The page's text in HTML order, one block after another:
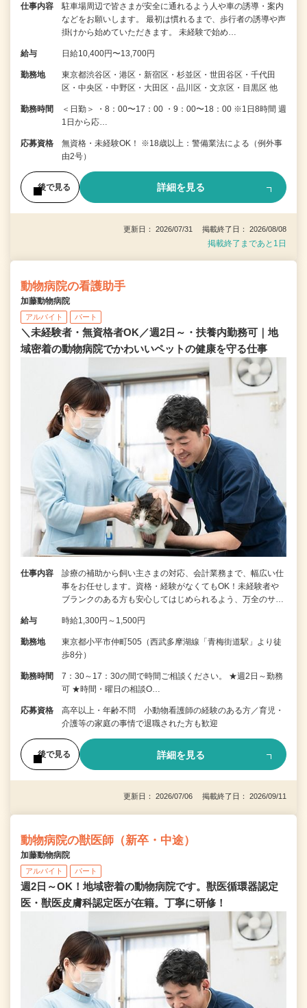
仕事内容
駐車場周辺で皆さまが安全に通れるよう人や車の誘導・案内
などをお願いします。 最初は慣れるまで、歩行者の誘導や声
掛けから始めていただきます。 未経験で始め…
給与 日給10,400円〜13,700円
勤務地
東京都渋谷区・港区・新宿区・杉並区・世田谷区・千代田
区・中央区・中野区・大田区・品川区・文京区・目黒区 他
勤務時間
＜日勤＞ ・8：00〜17：00 ・9：00〜18：00 ※1日8時間 週
1日から応…
応募資格
無資格・未経験OK！ ※18歳以上：警備業法による（例外事
由2号）
後で見る 詳細を見る
更新日： 2026/07/31 掲載終了日： 2026/08/08
掲載終了まであと1日
動物病院の看護助手
加藤動物病院
アルバイト パート
＼未経験者・無資格者OK／週2日～・扶養内勤務可｜地
域密着の動物病院でかわいいペットの健康を守る仕事
仕事内容
診療の補助から飼い主さまの対応、会計業務まで、幅広い仕
事をお任せします。資格・経験がなくてもOK！未経験者や
ブランクのある方も安心してはじめられるよう、万全のサ…
給与 時給1,300円～1,500円
勤務地
東京都小平市仲町505（西武多摩湖線「青梅街道駅」より徒
歩8分）
勤務時間
7：30～17：30の間で時間ご相談ください。 ★週2日～勤務
可 ★時間・曜日の相談O…
応募資格
高卒以上・年齢不問 小動物看護師の経験のある方／育児・
介護等の家庭の事情で退職された方も歓迎
後で見る 詳細を見る
更新日： 2026/07/06 掲載終了日： 2026/09/11
動物病院の獣医師（新卒・中途）
加藤動物病院
アルバイト パート
週2日～OK！地域密着の動物病院です。獣医循環器認定
医・獣医皮膚科認定医が在籍。丁寧に研修！